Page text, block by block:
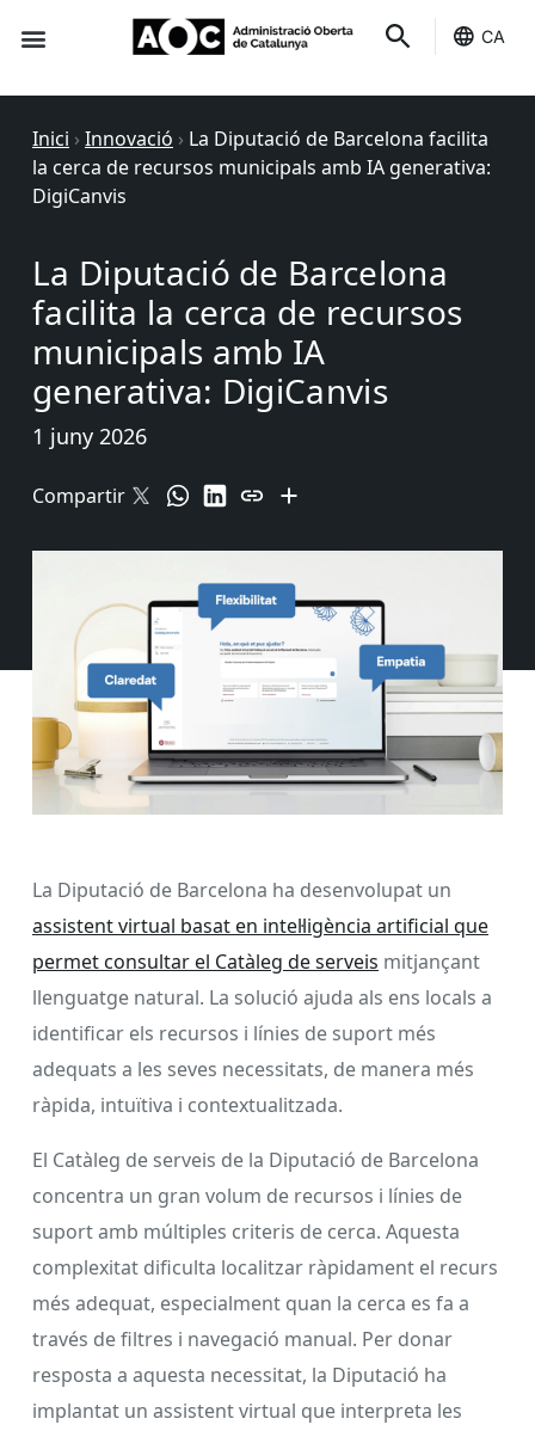
CA
Inici › Innovació › La Diputació de Barcelona facilita
la cerca de recursos municipals amb IA generativa:
DigiCanvis
La Diputació de Barcelona
facilita la cerca de recursos
municipals amb IA
generativa: DigiCanvis
1 juny 2026
Compartir
La Diputació de Barcelona ha desenvolupat un
assistent virtual basat en intel·ligència artificial que
permet consultar el Catàleg de serveis mitjançant
llenguatge natural. La solució ajuda als ens locals a
identificar els recursos i línies de suport més
adequats a les seves necessitats, de manera més
ràpida, intuïtiva i contextualitzada.
El Catàleg de serveis de la Diputació de Barcelona
concentra un gran volum de recursos i línies de
suport amb múltiples criteris de cerca. Aquesta
complexitat dificulta localitzar ràpidament el recurs
més adequat, especialment quan la cerca es fa a
través de filtres i navegació manual. Per donar
resposta a aquesta necessitat, la Diputació ha
implantat un assistent virtual que interpreta les